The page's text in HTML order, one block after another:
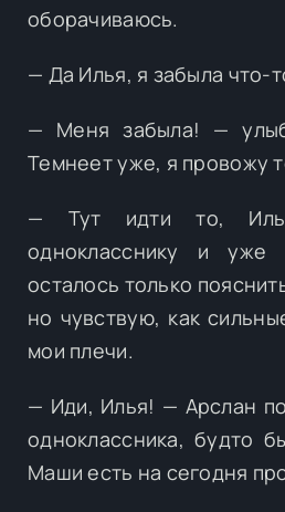
оборачиваюсь.
— Да Илья, я забыла что-
— Меня забыла! —
Темнеет уже, я провожу
— Тут идти то,
однокласснику и уже
осталось только
но чувствую, как
мои плечи.
— Иди, Илья! — Арслан
одноклассника, будто
Маши есть на сегодня